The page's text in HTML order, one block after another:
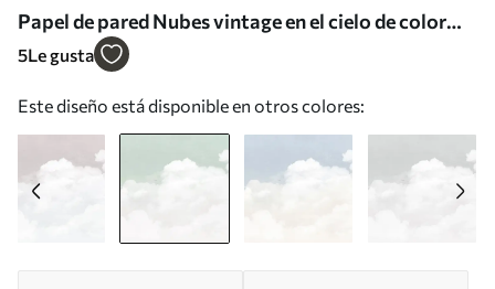
Papel de pared Nubes vintage en el cielo de color
verde Nr. u96783v2
5Le gusta
Este diseño está disponible en otros colores: